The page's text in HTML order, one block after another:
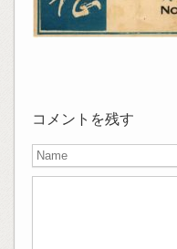
コメントを残す